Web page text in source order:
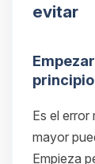
evitar
principio
Es el
mayor
Empieza